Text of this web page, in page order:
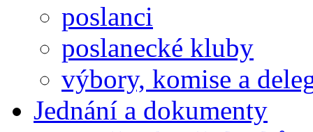
poslanci
poslanecké kluby
výbory, komise a
Jednání a dokumenty